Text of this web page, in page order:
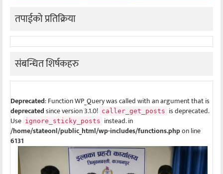
तपाईको प्रतिक्रिया
संबन्धित शिर्षकहरु
Deprecated: Function WP_Query was called with an argument that is
deprecatedsince version 3.1.0! caller_get_posts is deprecated.
Use ignore_sticky_posts instead. in
/home/stateonl/public_html/wp-includes/functions.phpon line
6131